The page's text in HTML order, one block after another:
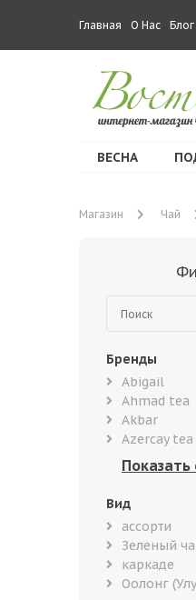
Главная О Нас Блог
ВЕСНА
Магазин Чай
Бренды
Abigail
Ahmad tea
Akbar
Azercay tea
Вид
ассорти
Зеленый
каркаде
Оолонг